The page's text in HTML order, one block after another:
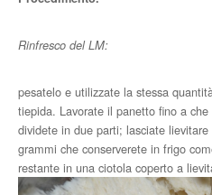
Rinfresco del LM:
pesatelo e utilizzate la stessa
tiepida. Lavorate il panetto fino a
dividete in due parti; lasciate lievitare
grammi che conserverete in frigo
restante in una ciotola coperto a